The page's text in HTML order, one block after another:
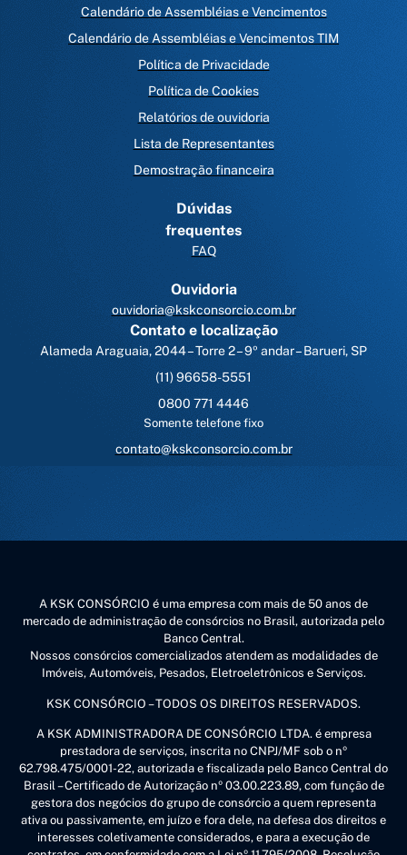
Calendário de Assembléias e Vencimentos
Calendário de Assembléias e Vencimentos TIM
Política de Privacidade
Política de Cookies
Relatórios de ouvidoria
Lista de Representantes
Demostração financeira
Dúvidas
frequentes
FAQ
Ouvidoria
ouvidoria@kskconsorcio.com.br
Contato e localização
Alameda Araguaia, 2044 – Torre 2 – 9º andar – Barueri, SP
(11) 96658-5551
0800 771 4446
Somente telefone fixo
contato@kskconsorcio.com.br
A KSK CONSÓRCIO é uma empresa com mais de 50 anos de
mercado de administração de consórcios no Brasil, autorizada pelo
Banco Central.
Nossos consórcios comercializados atendem as modalidades de
Imóveis, Automóveis, Pesados, Eletroeletrônicos e Serviços.
KSK CONSÓRCIO – TODOS OS DIREITOS RESERVADOS.
A KSK ADMINISTRADORA DE CONSÓRCIO LTDA. é empresa
prestadora de serviços, inscrita no CNPJ/MF sob o nº
62.798.475/0001-22, autorizada e fiscalizada pelo Banco Central do
Brasil – Certificado de Autorização nº 03.00.223.89, com função de
gestora dos negócios do grupo de consórcio a quem representa
ativa ou passivamente, em juízo e fora dele, na defesa dos direitos e
interesses coletivamente considerados, e para a execução de